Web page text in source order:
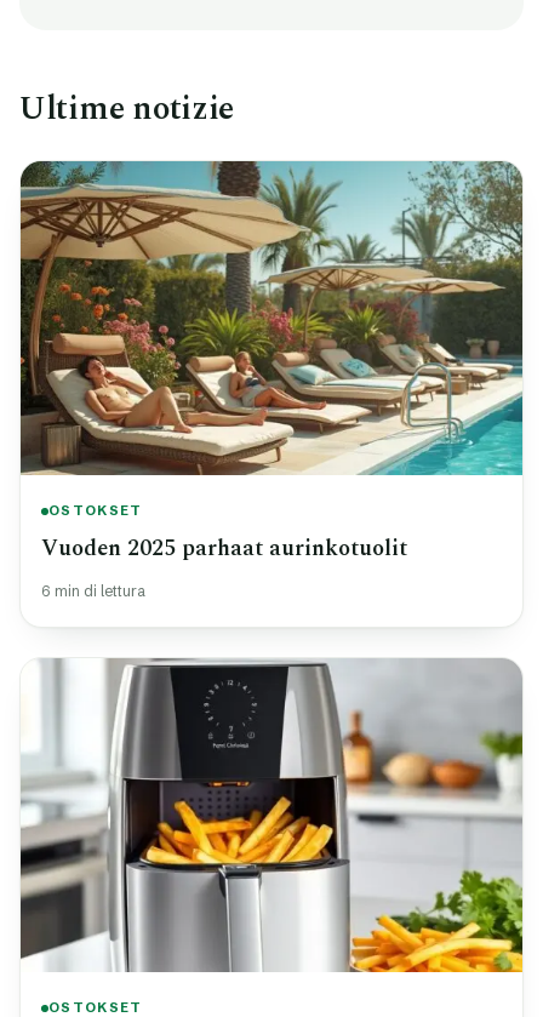
Ultime notizie
OSTOKSET
Vuoden 2025 parhaat aurinkotuolit
6 min di lettura
OSTOKSET